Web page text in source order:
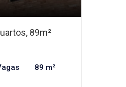
89m²
89 m²